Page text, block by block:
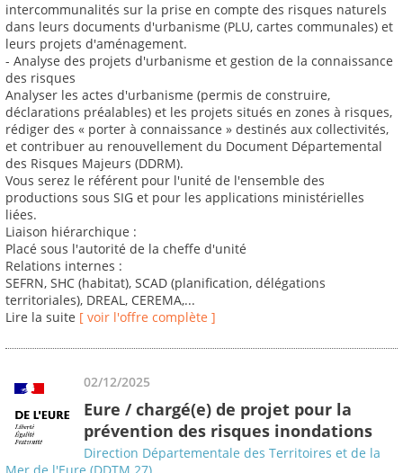
intercommunalités sur la prise en compte des risques naturels
dans leurs documents d'urbanisme (PLU, cartes communales) et
leurs projets d'aménagement.
- Analyse des projets d'urbanisme et gestion de la connaissance
des risques
Analyser les actes d'urbanisme (permis de construire,
déclarations préalables) et les projets situés en zones à risques,
rédiger des « porter à connaissance » destinés aux collectivités,
et contribuer au renouvellement du Document Départemental
des Risques Majeurs (DDRM).
Vous serez le référent pour l'unité de l'ensemble des
productions sous SIG et pour les applications ministérielles
liées.
Liaison hiérarchique :
Placé sous l'autorité de la cheffe d'unité
Relations internes :
SEFRN, SHC (habitat), SCAD (planification, délégations
territoriales), DREAL, CEREMA,...
Lire la suite [ voir l'offre complète ]
02/12/2025
Eure / chargé(e) de projet pour la
prévention des risques inondations
Direction Départementale des Territoires et de la